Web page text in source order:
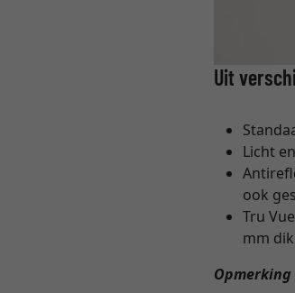
Uit
Licht
ook
Tru
mm dik